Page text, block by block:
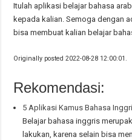
Itulah aplikasi belajar bahasa
kepada kalian. Semoga dengan
bisa membuat kalian belajar
Originally posted 2022-08-28 12:00:01.
Rekomendasi:
5 Aplikasi Kamus Bahasa
Belajar bahasa inggris
lakukan, karena selain bisa